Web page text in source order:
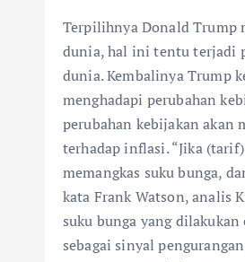
Terpilihnya Donald Trump
dunia, hal ini tentu terjadi
dunia. Kembalinya Trump
menghadapi perubahan
perubahan kebijakan akan
terhadap inflasi. “Jika
memangkas suku bunga,
kata Frank Watson, analis
suku bunga yang
sebagai sinyal